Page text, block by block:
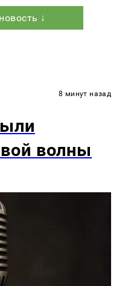
↓
8 минут назад
волны